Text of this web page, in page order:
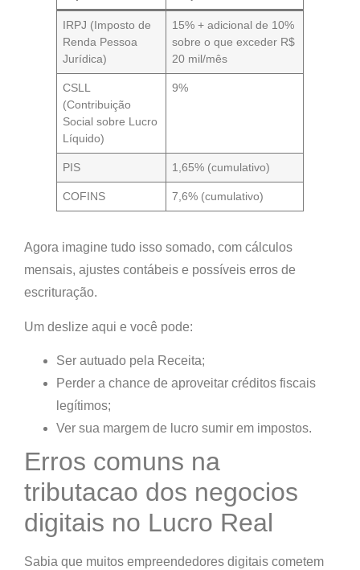
IRPJ (Imposto de
Renda Pessoa
Jurídica)
15% + adicional de 10%
sobre o que exceder R$
20 mil/mês
CSLL
(Contribuição
Social sobre Lucro
Líquido)
9%
PIS 1,65% (cumulativo)
COFINS 7,6% (cumulativo)
Agora imagine tudo isso somado, com cálculos
mensais, ajustes contábeis e possíveis erros de
escrituração.
Um deslize aqui e você pode:
Ser autuado pela Receita;
Perder a chance de aproveitar créditos fiscais
legítimos;
Ver sua margem de lucro sumir em impostos.
Erros comuns na
tributacao dos negocios
digitais no Lucro Real
Sabia que muitos empreendedores digitais cometem